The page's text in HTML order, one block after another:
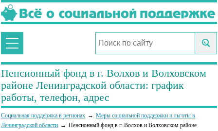
Пенсионный фонд в г. Волхов и Волховском
районе Ленинградской области: график
работы, телефон, адрес
Социальная поддержка в регионах
Меры социальной поддержки и льготы в
Ленинградской области
Пенсионный фонд в г. Волхов и Волховском районе